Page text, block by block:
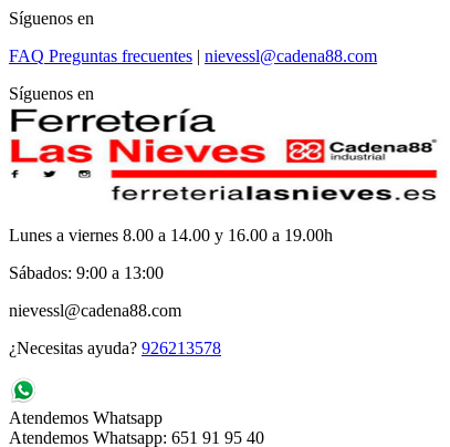
Síguenos en
FAQ Preguntas frecuentes | nievessl@cadena88.com
Síguenos en
Lunes a viernes 8.00 a 14.00 y 16.00 a 19.00h
Sábados: 9:00 a 13:00
nievessl@cadena88.com
¿Necesitas ayuda? 926213578
Atendemos Whatsapp
Atendemos Whatsapp: 651 91 95 40